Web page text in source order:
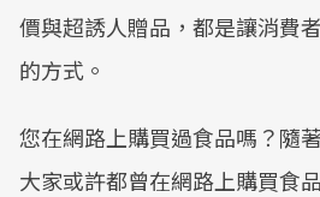
價與超誘人贈品，都是讓消費
的方式。
您在網路上購買過食品嗎？隨
大家或許都曾在網路上購買食